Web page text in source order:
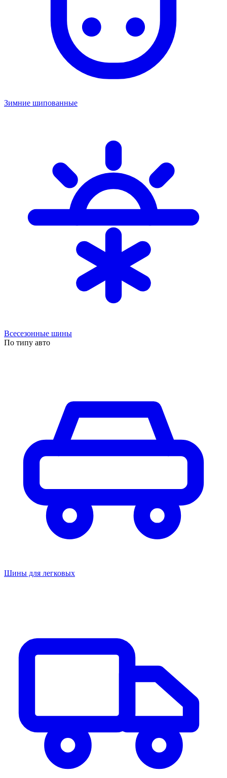
Зимние шипованные
Всесезонные шины
По типу авто
Шины для легковых